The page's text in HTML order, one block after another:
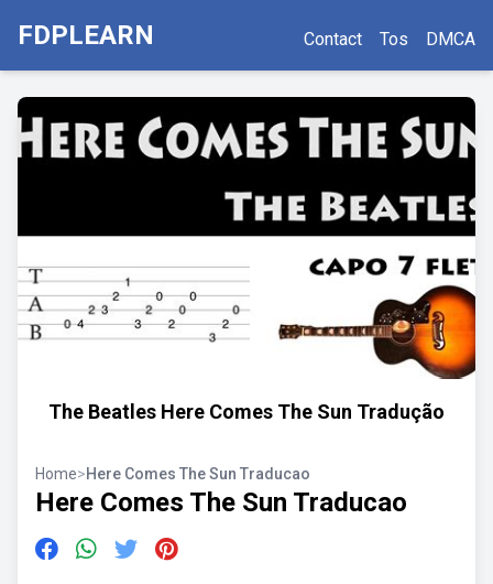
FDPLEARN Contact Tos DMCA
The Beatles Here Comes The Sun Tradução
Home>Here Comes The Sun Traducao
Here Comes The Sun Traducao